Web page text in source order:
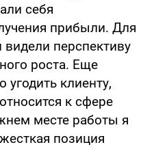
себя
прибыли. Для
перспективу
роста. Еще
угодить клиенту,
к сфере
месте работы я
позиция